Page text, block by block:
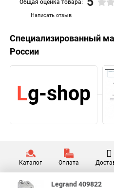
выключатель,
30kA, 2-
выключатель,
России
Legrand 409822